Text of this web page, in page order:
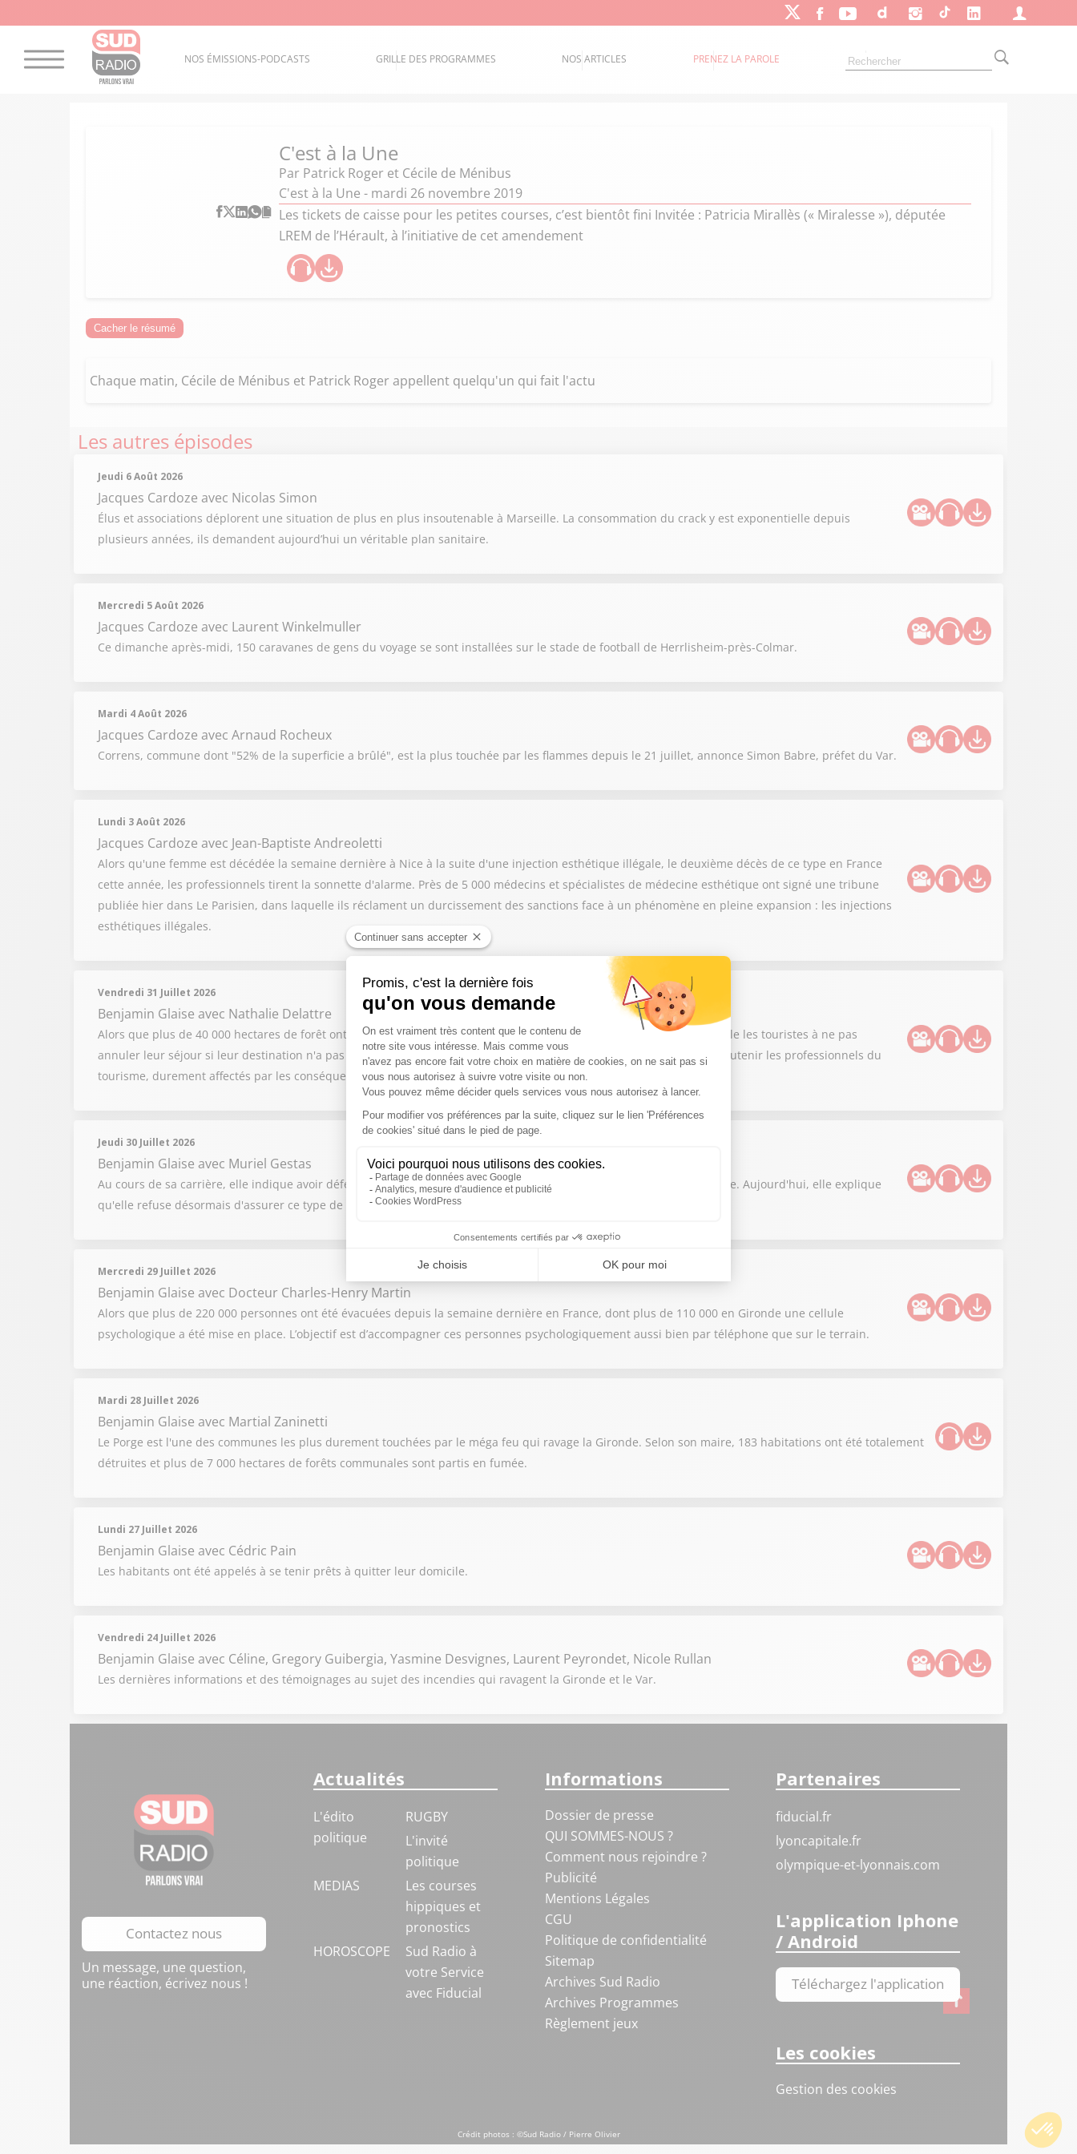
NOS ÉMISSIONS-PODCASTS GRILLE DES PROGRAMMES NOS ARTICLES PRENEZ LA PAROLE
C'est à la Une
Par Patrick Roger et Cécile de Ménibus
C'est à la Une - mardi 26 novembre 2019
Les tickets de caisse pour les petites courses, c’est bientôt fini Invitée : Patricia Mirallès (« Miralesse »), députée
LREM de l’Hérault, à l’initiative de cet amendement
Cacher le résumé
Chaque matin, Cécile de Ménibus et Patrick Roger appellent quelqu'un qui fait l'actu
Les autres épisodes
Jeudi 6 Août 2026
Jacques Cardoze avec Nicolas Simon
Élus et associations déplorent une situation de plus en plus insoutenable à Marseille. La consommation du crack y est exponentielle depuis
plusieurs années, ils demandent aujourd’hui un véritable plan sanitaire.
Mercredi 5 Août 2026
Jacques Cardoze avec Laurent Winkelmuller
Ce dimanche après-midi, 150 caravanes de gens du voyage se sont installées sur le stade de football de Herrlisheim-près-Colmar.
Mardi 4 Août 2026
Jacques Cardoze avec Arnaud Rocheux
Correns, commune dont "52% de la superficie a brûlé", est la plus touchée par les flammes depuis le 21 juillet, annonce Simon Babre, préfet du Var.
Lundi 3 Août 2026
Jacques Cardoze avec Jean-Baptiste Andreoletti
Alors qu'une femme est décédée la semaine dernière à Nice à la suite d'une injection esthétique illégale, le deuxième décès de ce type en France
cette année, les professionnels tirent la sonnette d'alarme. Près de 5 000 médecins et spécialistes de médecine esthétique ont signé une tribune
publiée hier dans Le Parisien, dans laquelle ils réclament un durcissement des sanctions face à un phénomène en pleine expansion : les injections
esthétiques illégales.
Vendredi 31 Juillet 2026
Benjamin Glaise avec Nathalie Delattre
Alors que plus de 40 000 hectares de forêt ont brûlé en une semaine en Gironde, la sénatrice Nathalie Delattre appelle les touristes à ne pas
annuler leur séjour si leur destination n'a pas été touchée par les incendies. Selon elle, ce geste est essentiel pour soutenir les professionnels du
tourisme, durement affectés par les conséquences de ces feux.
Jeudi 30 Juillet 2026
Benjamin Glaise avec Muriel Gestas
Au cours de sa carrière, elle indique avoir défendu une dizaine de personnes poursuivies pour des faits de pyromanie. Aujourd'hui, elle explique
qu'elle refuse désormais d'assurer ce type de défense, estimant qu'il y a peu d'espoir de faire évoluer ces profils.
Mercredi 29 Juillet 2026
Benjamin Glaise avec Docteur Charles-Henry Martin
Alors que plus de 220 000 personnes ont été évacuées depuis la semaine dernière en France, dont plus de 110 000 en Gironde une cellule
psychologique a été mise en place. L’objectif est d’accompagner ces personnes psychologiquement aussi bien par téléphone que sur le terrain.
Mardi 28 Juillet 2026
Benjamin Glaise avec Martial Zaninetti
Le Porge est l'une des communes les plus durement touchées par le méga feu qui ravage la Gironde. Selon son maire, 183 habitations ont été totalement
détruites et plus de 7 000 hectares de forêts communales sont partis en fumée.
Lundi 27 Juillet 2026
Benjamin Glaise avec Cédric Pain
Les habitants ont été appelés à se tenir prêts à quitter leur domicile.
Vendredi 24 Juillet 2026
Benjamin Glaise avec Céline, Gregory Guibergia, Yasmine Desvignes, Laurent Peyrondet, Nicole Rullan
Les dernières informations et des témoignages au sujet des incendies qui ravagent la Gironde et le Var.
Contactez nous
Un message, une question,
une réaction, écrivez nous !
Actualités
L'édito
politique
RUGBY
L'invité
politique
MEDIAS
Les courses
hippiques et
pronostics
HOROSCOPE
Sud Radio à
votre Service
avec Fiducial
Informations
Dossier de presse
QUI SOMMES-NOUS ?
Comment nous rejoindre ?
Publicité
Mentions Légales
CGU
Politique de confidentialité
Sitemap
Archives Sud Radio
Archives Programmes
Règlement jeux
Partenaires
fiducial.fr
lyoncapitale.fr
olympique-et-lyonnais.com
L'application Iphone
/ Android
Téléchargez l'application
Les cookies
Gestion des cookies
Crédit photos : ©Sud Radio / Pierre Olivier